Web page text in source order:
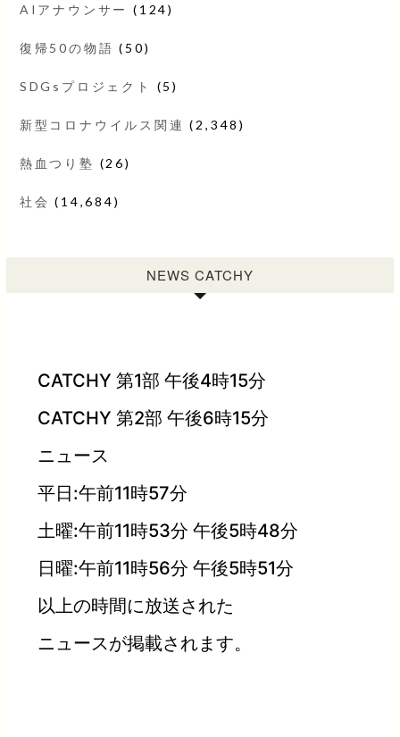
AIアナウンサー (124)
復帰50の物語 (50)
SDGsプロジェクト (5)
新型コロナウイルス関連 (2,348)
熱血つり塾 (26)
社会 (14,684)
NEWS CATCHY
CATCHY 第1部 午後4時15分
CATCHY 第2部 午後6時15分
ニュース
平日:午前11時57分
土曜:午前11時53分 午後5時48分
日曜:午前11時56分 午後5時51分
以上の時間に放送された
ニュースが掲載されます。